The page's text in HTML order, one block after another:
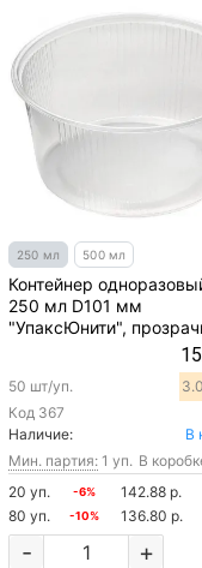
250 мл 500 мл
Контейнер
250 мл D101 мм
"УпаксЮнити",
Код 367
50 шт/уп.
Наличие:
В
Мин. партия: 1 уп. В
20 уп.
-6%
142.88 р.
80 уп.
-10% 136.80 р.
+
-